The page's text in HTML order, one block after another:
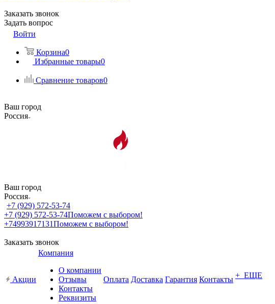
Заказать звонок
Задать вопрос
Войти
Корзина0
Избранные товары0
Сравнение товаров0
Ваш город
Россия
Ваш город
Россия
+7 (929) 572-53-74
+7 (929) 572-53-74Поможем с выбором!
+74993917131Поможем с выбором!
Заказать звонок
Акции
Компания
О компании
Отзывы
Контакты
Реквизиты
Оплата Доставка Гарантия Контакты + ЕЩЕ